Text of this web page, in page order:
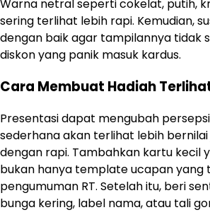
Warna netral seperti cokelat, putih,
sering terlihat lebih rapi. Kemudian,
dengan baik agar tampilannya tidak
diskon yang panik masuk kardus.
Cara Membuat Hadiah
Presentasi dapat mengubah
sederhana akan terlihat lebih bernilai
dengan rapi. Tambahkan kartu kecil
bukan hanya template ucapan yang
pengumuman RT. Setelah itu, beri
bunga kering, label nama, atau tali